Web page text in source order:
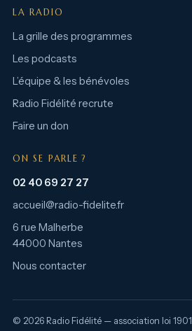
LA RADIO
La grille des programmes
Les podcasts
L’équipe & les bénévoles
Radio Fidélité recrute
Faire un don
ON SE PARLE ?
02 40 69 27 27
accueil@radio-fidelite.fr
6 rue Malherbe
44000 Nantes
Nous contacter
© 2026 Radio Fidélité — association loi 1901